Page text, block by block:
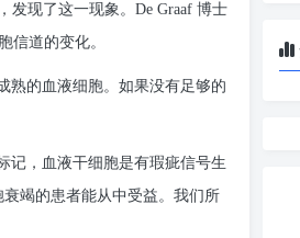
发现了这一现象。De Graaf 博士
信道的变化。
熟的血液细胞。如果没有足够的
记，血液干细胞是有瑕疵信号生
竭的患者能从中受益。我们所